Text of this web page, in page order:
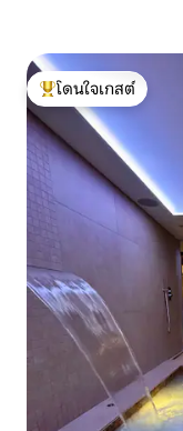
โดนใจเกสต์ที่สุด
โดนใจเกสต์